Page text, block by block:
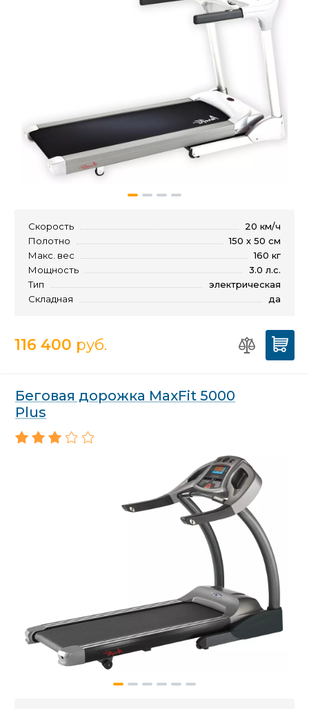
Скорость
20 км/ч
Полотно
150 х 50 см
Макс. вес
160 кг
Мощность
3.0 л.с.
Тип
электрическая
Складная
да
116 400 руб.
Беговая дорожка MaxFit 5000
Plus